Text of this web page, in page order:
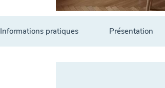
Informations pratiques Présentation